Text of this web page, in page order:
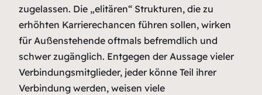
zugelassen. Die „elitären“ Strukturen, die zu
erhöhten Karrierechancen führen sollen, wirken
für Außenstehende oftmals befremdlich und
schwer zugänglich. Entgegen der Aussage vieler
Verbindungsmitglieder, jeder könne Teil ihrer
Verbindung werden, weisen viele